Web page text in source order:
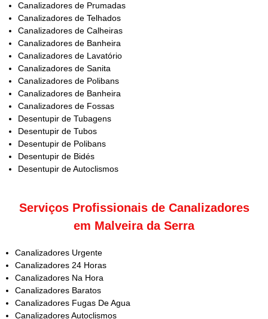
Canalizadores de Prumadas
Canalizadores de Telhados
Canalizadores de Calheiras
Canalizadores de Banheira
Canalizadores de Lavatório
Canalizadores de Sanita
Canalizadores de Polibans
Canalizadores de Banheira
Canalizadores de Fossas
Desentupir de Tubagens
Desentupir de Tubos
Desentupir de Polibans
Desentupir de Bidés
Desentupir de Autoclismos
Serviços Profissionais de Canalizadores
em Malveira da Serra
Canalizadores Urgente
Canalizadores 24 Horas
Canalizadores Na Hora
Canalizadores Baratos
Canalizadores Fugas De Agua
Canalizadores Autoclismos